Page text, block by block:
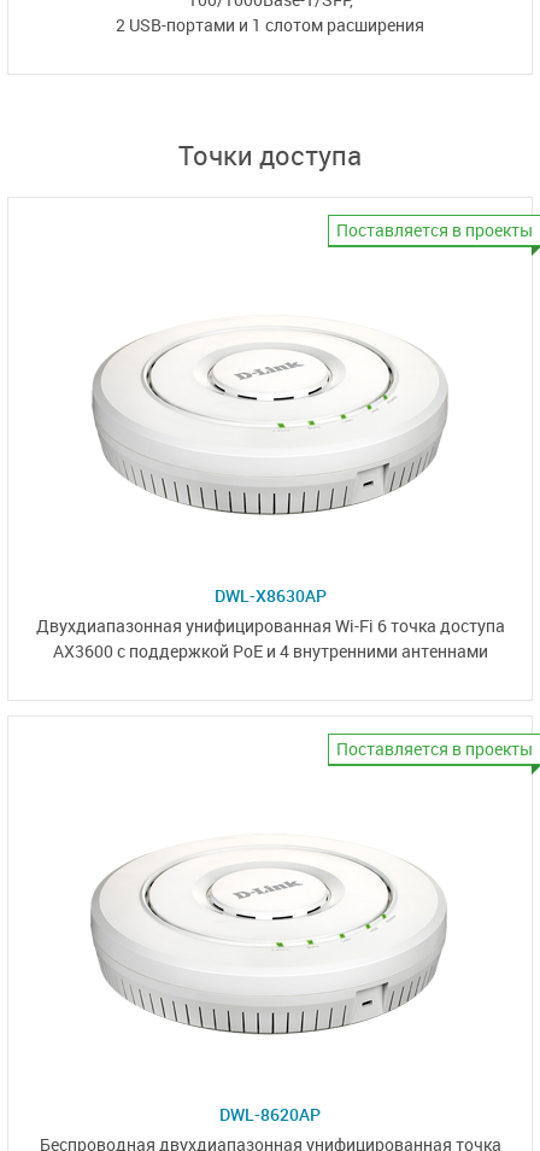
2 USB-портами и 1 слотом расширения
Точки доступа
Поставляется в проекты
DWL-X8630AP
Двухдиапазонная унифицированная Wi-Fi 6 точка доступа
AX3600 с поддержкой PoE и 4 внутренними антеннами
Поставляется в проекты
DWL-8620AP
Беспроводная двухдиапазонная унифицированная точка